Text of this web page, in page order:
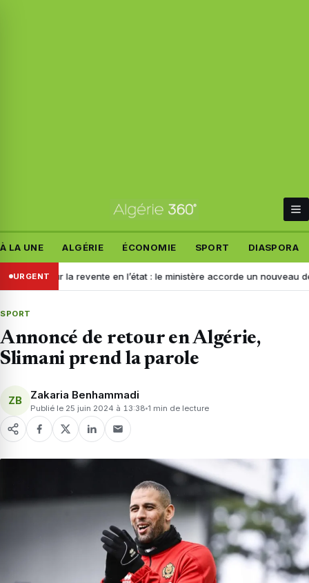
À LA UNE ALGÉRIE ÉCONOMIE SPORT DIASPORA
URGENT
pour la revente en l’état : le ministère accorde un nouveau délai
SPORT
Annoncé de retour en Algérie,
Slimani prend la parole
ZB Zakaria Benhammadi
Publié le 25 juin 2024 à 13:38 1 min de lecture